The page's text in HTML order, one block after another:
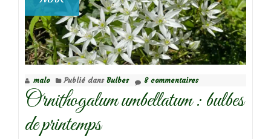
malo Publié dans Bulbes 8 commentaires
Ornithogalum umbellatum : bulbes
de printemps